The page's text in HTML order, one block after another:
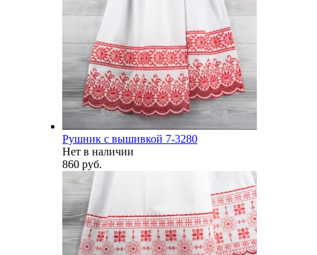
Рушник с вышивкой 7-3280
Нет в наличии
860 руб.